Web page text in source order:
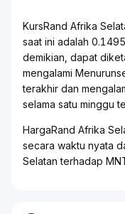
KursRand Afrika
saat ini adalah
demikian, dapat
mengalami
terakhir dan
selama satu minggu
HargaRand Afrika
secara waktu nyata
Selatan terhadap